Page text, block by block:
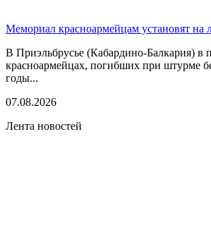
Мемориал красноармейцам установят на
В Приэльбрусье (Кабардино-Балкария) в
красноармейцах, погибших при штурме
годы...
07.08.2026
Лента новостей